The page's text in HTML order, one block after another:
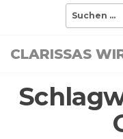
CLARISSAS